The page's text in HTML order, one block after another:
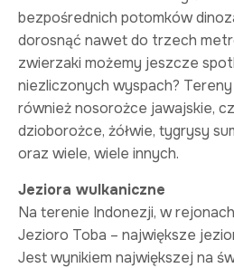
bezpośrednich potomków
dorosnąć nawet do trzech
zwierzaki możemy jeszcze
niezliczonych wyspach?
również nosorożce jawajskie,
dzioborożce, żółwie, tygrysy
oraz wiele, wiele innych.
Jeziora wulkaniczne
Na terenie Indonezji, w
Jezioro Toba – największe
Jest wynikiem największej na